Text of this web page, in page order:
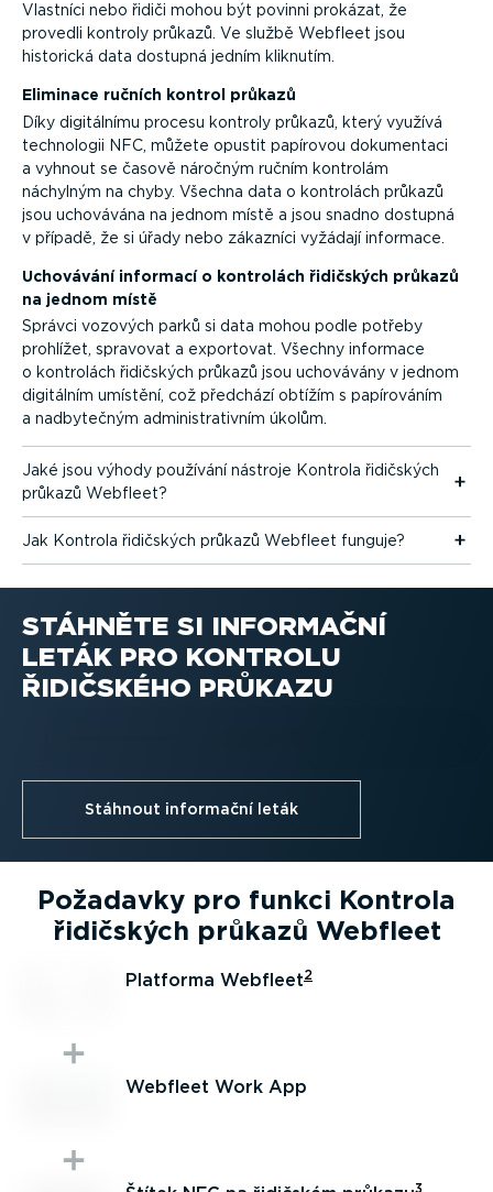
Vlastníci nebo řidiči mohou být povinni prokázat, že
provedli kontroly průkazů. Ve službě Webfleet jsou
historická data dostupná jedním kliknutím.
Eliminace ručních kontrol průkazů
Díky digitálnímu procesu kontroly průkazů, který využívá
technologii NFC, můžete opustit papírovou dokumentaci
a vyhnout se časově náročným ručním kontrolám
náchylným na chyby. Všechna data o kontrolách průkazů
jsou uchovávána na jednom místě a jsou snadno dostupná
v případě, že si úřady nebo zákazníci vyžádají informace.
Uchovávání informací o kontrolách řidičských průkazů
na jednom místě
Správci vozových parků si data mohou podle potřeby
prohlížet, spravovat a exportovat. Všechny informace
o kontrolách řidičských průkazů jsou uchovávány v jednom
digitálním umístění, což předchází obtížím s papírováním
a nadbytečným adminis­tra­tivním úkolům.
Jaké jsou výhody používání nástroje Kontrola řidičských
průkazů Webfleet?
Jak Kontrola řidičských průkazů Webfleet funguje?
STÁHNĚTE SI INFORMAČNÍ
LETÁK PRO KONTROLU
ŘIDIČSKÉHO PRŮKAZU
Stáhnout informační leták
Požadavky pro funkci Kontrola
řidičských průkazů Webfleet
Platforma Webfleet2
Webfleet Work App
3